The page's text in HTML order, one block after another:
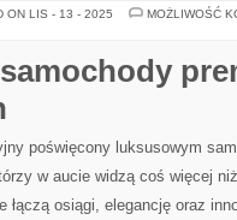
ON LIS - 13 - 2025
MOŻLIWOŚĆ
poświęcony luksusowym
w aucie widzą coś więcej
łączą osiągi, elegancję oraz